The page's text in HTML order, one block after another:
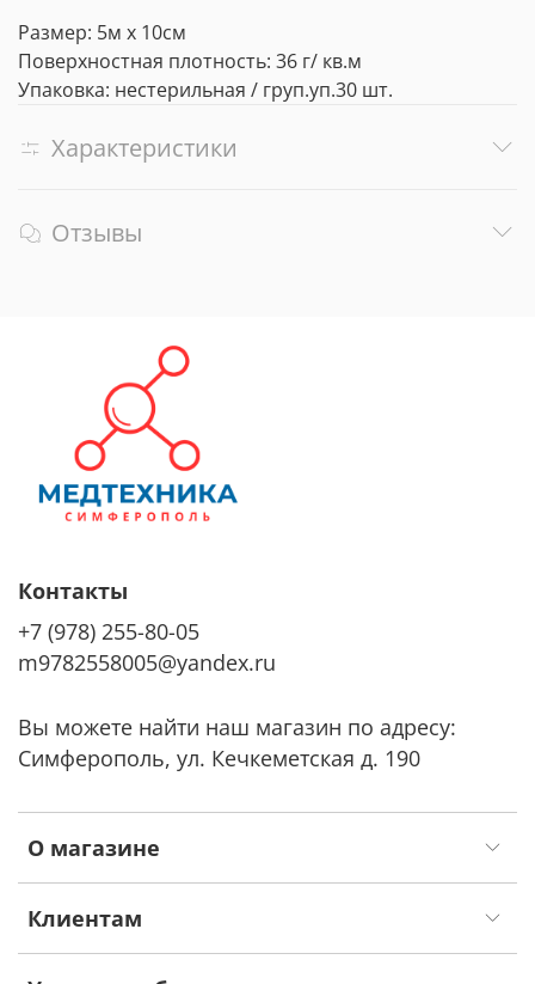
Размер: 5м х 10см
Поверхностная плотность: 36 г/ кв.м
Упаковка: нестерильная / груп.уп.30 шт.
Характеристики
Отзывы
О магазине
Клиентам
Контакты
+7 (978) 255-80-05
m9782558005@yandex.ru
Вы можете найти наш магазин по адресу:
Симферополь, ул. Кечкеметская д. 190